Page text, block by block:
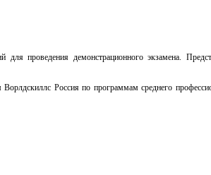
проведения демонстрационного экзамена.
Россия по программам среднего